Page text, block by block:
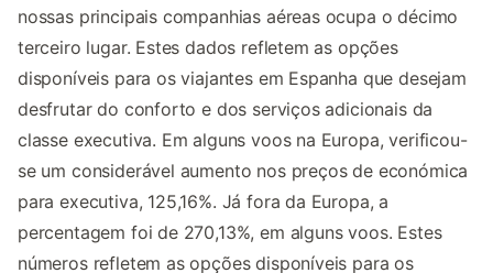
nossas principais companhias aéreas ocupa o décimo
terceiro lugar. Estes dados refletem as opções
disponíveis para os viajantes em Espanha que desejam
desfrutar do conforto e dos serviços adicionais da
classe executiva. Em alguns voos na Europa, verificou-
se um considerável aumento nos preços de económica
para executiva, 125,16%. Já fora da Europa, a
percentagem foi de 270,13%, em alguns voos. Estes
números refletem as opções disponíveis para os